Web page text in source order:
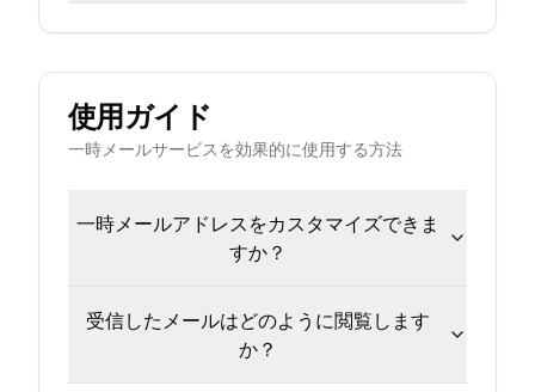
使用ガイド
一時メールサービスを効果的に使用する方法
一時メールアドレスをカスタマイズできま
すか？
受信したメールはどのように閲覧します
か？